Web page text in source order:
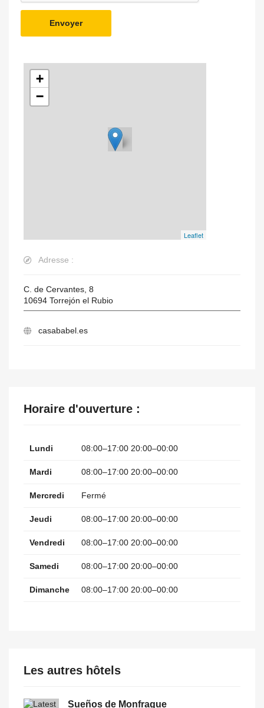
Envoyer
+
−
Leaflet
Adresse :
C. de Cervantes, 8
10694 Torrejón el Rubio
casababel.es
Horaire d'ouverture :
Lundi 08:00–17:00 20:00–00:00
Mardi 08:00–17:00 20:00–00:00
Mercredi Fermé
Jeudi 08:00–17:00 20:00–00:00
Vendredi 08:00–17:00 20:00–00:00
Samedi 08:00–17:00 20:00–00:00
Dimanche 08:00–17:00 20:00–00:00
Les autres hôtels
Sueños de Monfrague